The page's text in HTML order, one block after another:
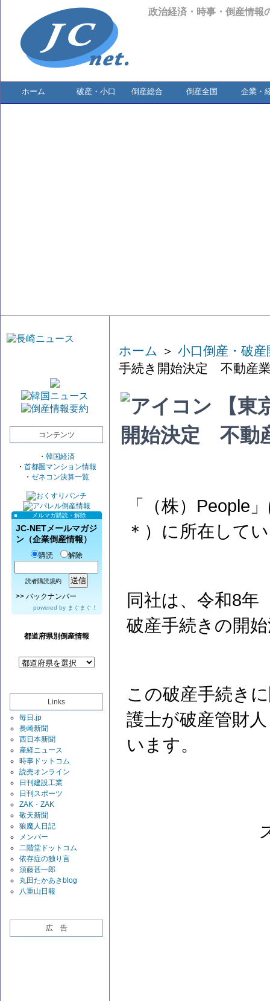
政治経済・時事・倒産情報
ホーム 破産・小口 倒産総合 倒産全国 企業・
コンテンツ
・ 韓国経済
・ 首都圏マンション情報
・ ゼネコン決算一覧
メルマガ購読・解除
JC-NETメールマガジ
ン（企業倒産情報）
購読 解除
読者購読規約
>> バックナンバー
powered by まぐまぐ！
都道府県別倒産情報
Links
毎日.jp
長崎新聞
西日本新聞
産経ニュース
時事ドットコム
読売オンライン
日刊建設工業
日刊スポーツ
ZAK・ZAK
敬天新聞
狼魔人日記
メンバー
二階堂ドットコム
依存症の独り言
須藤甚一郎
丸田たかあきblog
八重山日報
広 告
ホーム ＞ 小口倒産・破産
手続き開始決定 不動産
【東
開始決定 不動
「（株）People
＊）に所在して
同社は、令和8年
破産手続きの開
この破産手続き
護士が破産管財
います。